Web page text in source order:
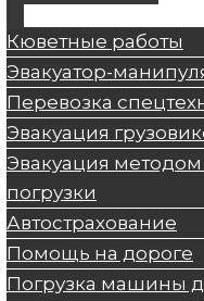
Кюветные работы
Эвакуатор-
Перевозка
Эвакуация
Эвакуация методом
погрузки
Автострахование
Помощь на дороге
Погрузка машины